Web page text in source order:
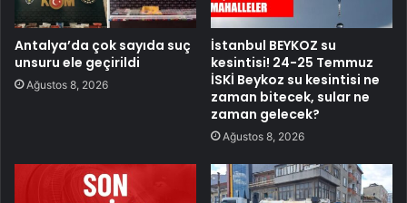
Antalya’da çok sayıda suç
unsuru ele geçirildi
Ağustos 8, 2026
İstanbul BEYKOZ su
kesintisi! 24-25 Temmuz
İSKİ Beykoz su kesintisi ne
zaman bitecek, sular ne
zaman gelecek?
Ağustos 8, 2026